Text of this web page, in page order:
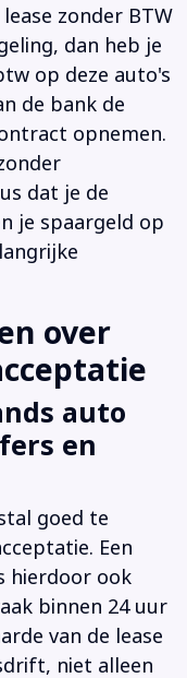
zonder BTW
dan heb je
op deze auto's
de bank de
opnemen.
dat je de
je spaargeld op
over
auto
en
goed te
Een
hierdoor ook
binnen 24 uur
van de lease
niet alleen